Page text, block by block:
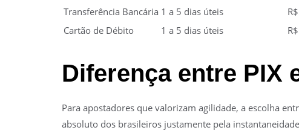
Transferência Bancária 1 a 5 dias úteis
Cartão de Débito
1 a 5 dias úteis
Diferença entre PIX
Para apostadores que valorizam agilidade, a escolha
absoluto dos brasileiros justamente pela